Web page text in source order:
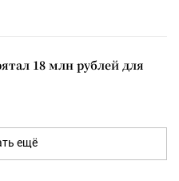
18 млн рублей для
ещё